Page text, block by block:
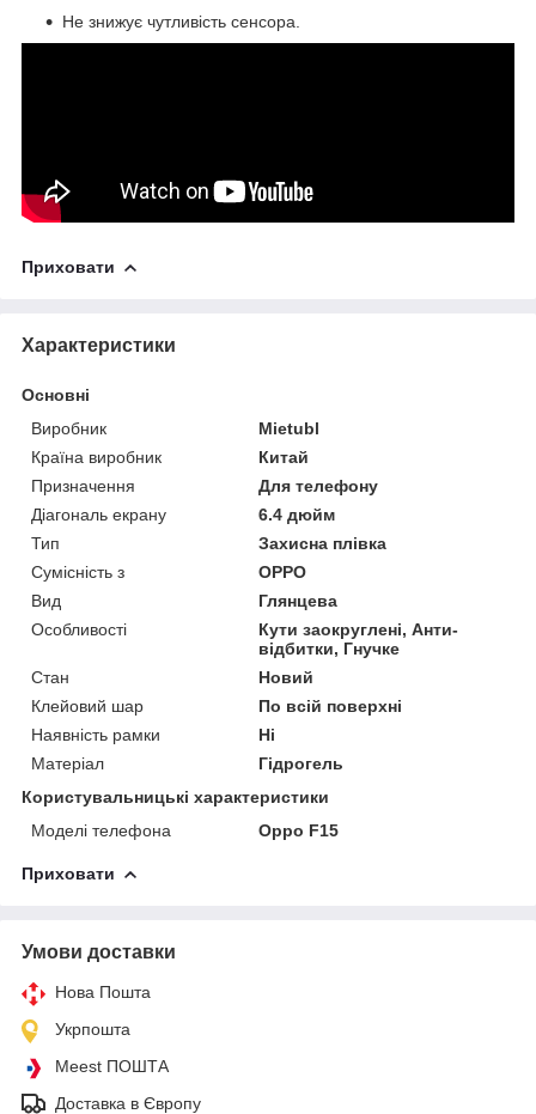
Не знижує чутливість сенсора.
Приховати
Характеристики
Основні
Виробник
Mietubl
Країна виробник
Китай
Призначення
Для телефону
Діагональ екрану
6.4 дюйм
Тип
Захисна плівка
Сумісність з
OPPO
Вид
Глянцева
Особливості
Кути заокруглені, Анти-
відбитки, Гнучке
Стан
Новий
Клейовий шар
По всій поверхні
Наявність рамки
Ні
Матеріал
Гідрогель
Користувальницькі характеристики
Моделі телефона
Oppo F15
Приховати
Умови доставки
Нова Пошта
Укрпошта
Meest ПОШТА
Доставка в Європу